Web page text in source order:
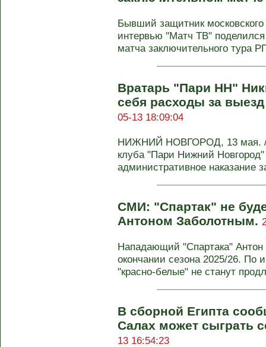
Бывший защитник
интервью "Матч ТВ"
матча заключительного тура
Вратарь "Пари НН"
себя расходы за
05-13 18:09:04
НИЖНИЙ НОВГОРОД, 13 мая. /
клуба "Пари Нижний
административное наказание
СМИ: "Спартак" не
Антоном Заболотным.
Нападающий "Спартака" Антон
окончании сезона 2025/26. По
"красно-белые" не станут
В сборной Египта
Салах может сыграть
13 16:54:23